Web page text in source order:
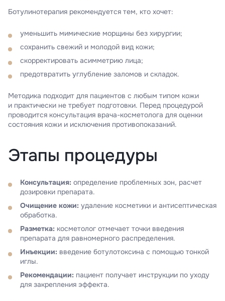
Ботулинотерапия рекомендуется тем, кто хочет:
уменьшить мимические морщины без хирургии;
сохранить свежий и молодой вид кожи;
скорректировать асимметрию лица;
предотвратить углубление заломов и складок.
Методика подходит для пациентов с любым типом кожи
и практически не требует подготовки. Перед процедурой
проводится консультация врача-косметолога для оценки
состояния кожи и исключения противопоказаний.
Этапы процедуры
Консультация: определение проблемных зон, расчет
дозировки препарата.
Очищение кожи: удаление косметики и антисептическая
обработка.
Разметка: косметолог отмечает точки введения
препарата для равномерного распределения.
Инъекции: введение ботулотоксина с помощью тонкой
иглы.
Рекомендации: пациент получает инструкции по уходу
для закрепления эффекта.